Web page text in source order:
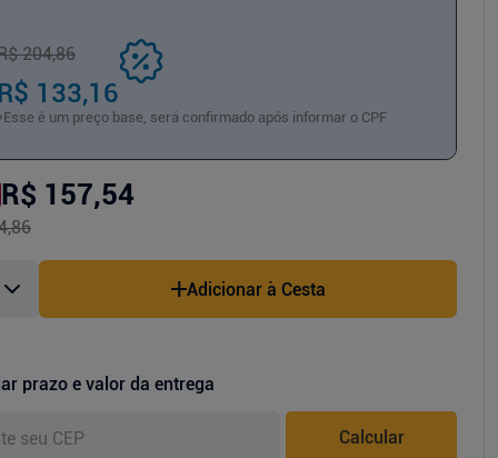
204,86
R$ 133,16
é um preço base, será confirmado após informar o CPF
R$ 157,54
Adicionar à Cesta
prazo e valor da entrega
Calcular